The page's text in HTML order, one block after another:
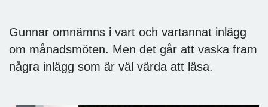
Gunnar omnämns i vart och vartannat inlägg
om månadsmöten. Men det går att vaska fram
några inlägg som är väl värda att läsa.